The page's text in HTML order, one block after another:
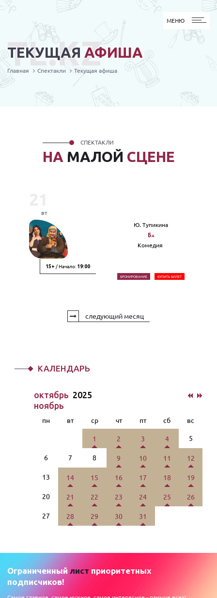
МЕНЮ
МЕНЮ
ТЕКУЩАЯ АФИША
TL.KZ
Главная Спектакли Текущая афиша
НА МАЛОЙ СЦЕНЕ
СПЕКТАКЛИ
вт
15+ / Начало: 19:00
Ю. Тупикина
Ба
Комедия
БРОНИРОВАНИЕ КУПИТЬ БИЛЕТ
следующий месяц
КАЛЕНДАРЬ
октябрь 2025
ноябрь
пн вт ср чт пт сб вс
1 2 3 4 5
6 7 8 9 10 11 12
13 14 15 16 17 18 19
20 21 22 23 24 25 26
27 28 29 30 31
Ограниченный лист приоритетных
подписчиков!